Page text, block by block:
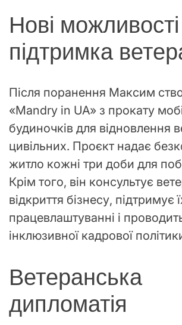
Нові
підтримка
Після поранення Максим
«Mandry in UA» з прокату
будиночків для відновлення
цивільних. Проєкт надає
житло кожні три доби для
Крім того, він консультує
відкриття бізнесу, підтримує
працевлаштуванні і
інклюзивної кадрової
Ветеранська
дипломатія